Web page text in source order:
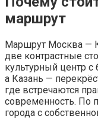
маршрут
Маршрут Москва —
две контрастные
культурный центр
а Казань —
где встречаются
современность. По
города с